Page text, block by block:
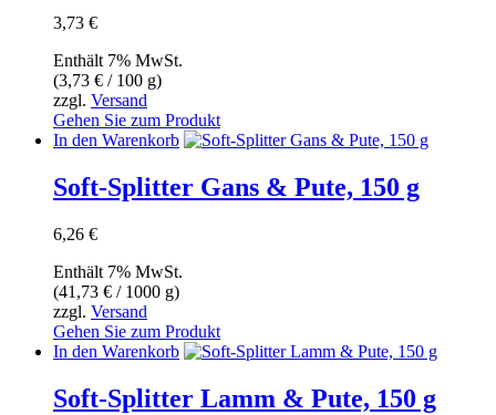
3,73 €
Enthält 7% MwSt.
(3,73 € / 100 g)
zzgl. Versand
Gehen Sie zum Produkt
In den Warenkorb
Soft-Splitter Gans & Pute, 150 g
6,26 €
Enthält 7% MwSt.
(41,73 € / 1000 g)
zzgl. Versand
Gehen Sie zum Produkt
In den Warenkorb
Soft-Splitter Lamm & Pute, 150 g